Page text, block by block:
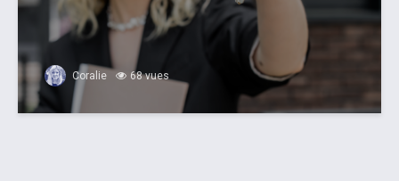
Coralie 68 vues